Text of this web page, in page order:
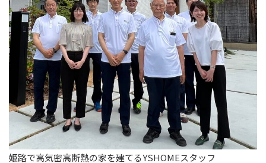
姫路で高気密高断熱の家を建てるYSHOMEスタッフ